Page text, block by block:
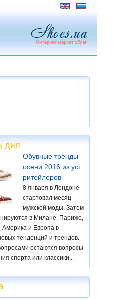
дня
Обувные тренды
осени 2016 из уст
ритейлеров
8 января в Лондоне
стартовал месяц
мужской моды. Затем
в Милане, Париже,
Америка и Европа в
тенденций и трендов.
остаются вопросы
спорта или классики...